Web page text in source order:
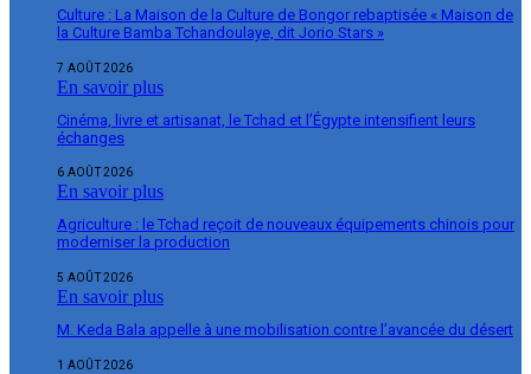
Culture : La Maison de la Culture de Bongor rebaptisée « Maison de
la Culture Bamba Tchandoulaye, dit Jorio Stars »
7 AOÛT 2026
En savoir plus
Cinéma, livre et artisanat, le Tchad et l’Égypte intensifient leurs
échanges
6 AOÛT 2026
En savoir plus
Agriculture : le Tchad reçoit de nouveaux équipements chinois pour
moderniser la production
5 AOÛT 2026
En savoir plus
M. Keda Bala appelle à une mobilisation contre l’avancée du désert
1 AOÛT 2026